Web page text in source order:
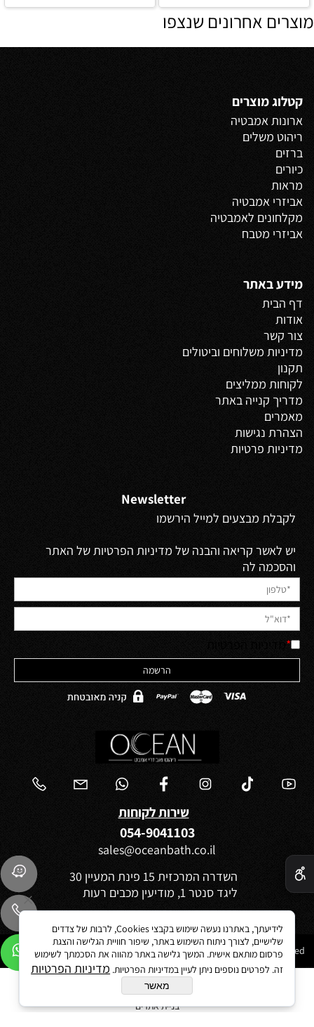
מוצרים אחרונים שנצפו
קטלוג מוצרים
ארונות אמבטיה
ריהוט משלים
ברזים
כיורים
מראות
אביזרי אמבטיה
מקלחונים לאמבטיה
אביזרי מטבח
מידע באתר
דף הבית
אודות
צור קשר
מדיניות משלוחים וביטולים
תקנון
לקוחות ממליצים
מדריך קנייה באתר
מאמרים
הצהרת נגישות
מדיניות פרטיות
Newsletter
לקבלת מבצעים למייל הירשמו
יש לאשר קריאה והבנה של מדיניות הפרטיות של האתר
והסכמה לה
*
שירות לקוחות
054-9041103
sales@oceanbath.co.il
השדרה המרכזית 15 פינת המעיין 30
ליגד סנטר 1, מודיעין מכבים רעות
בניית אתרים
לידיעתך, באתרנו נעשה שימוש בקבצי Cookies, לרבות של צדדים
שלישיים, לצורך ניתוח השימוש באתר, שיפור חוויית הגלישה והצגת
פרסום מותאם אישית. המשך גלישה באתר מהווה את הסכמתך לשימוש
זה. לפרטים נוספים ניתן לעיין במדיניות הפרטיות. מדיניות הפרטיות
מאשר